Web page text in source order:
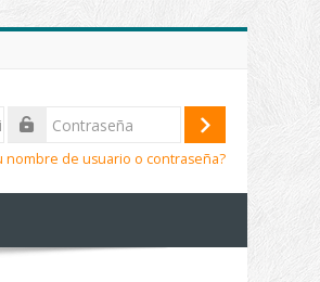
Acceder
nombre de usuario o contraseña?